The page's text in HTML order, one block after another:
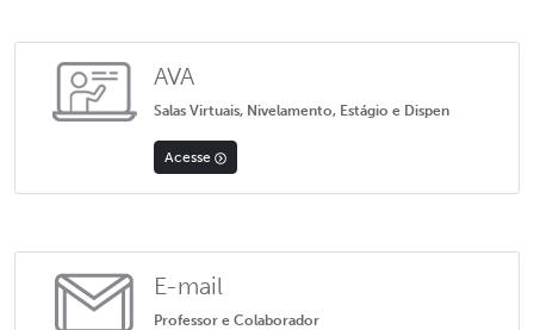
AVA
Salas Virtuais, Nivelamento, Estágio e Dispen
Acesse
E-mail
Professor e Colaborador